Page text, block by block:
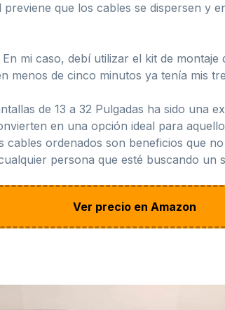
que los cables se dispersen y
mi caso, debí utilizar el kit de
menos de cinco minutos ya tenía mis
de 13 a 32 Pulgadas ha sido una
en una opción ideal para
ordenados son beneficios que
persona que esté buscando un
Ver precio en Amazon